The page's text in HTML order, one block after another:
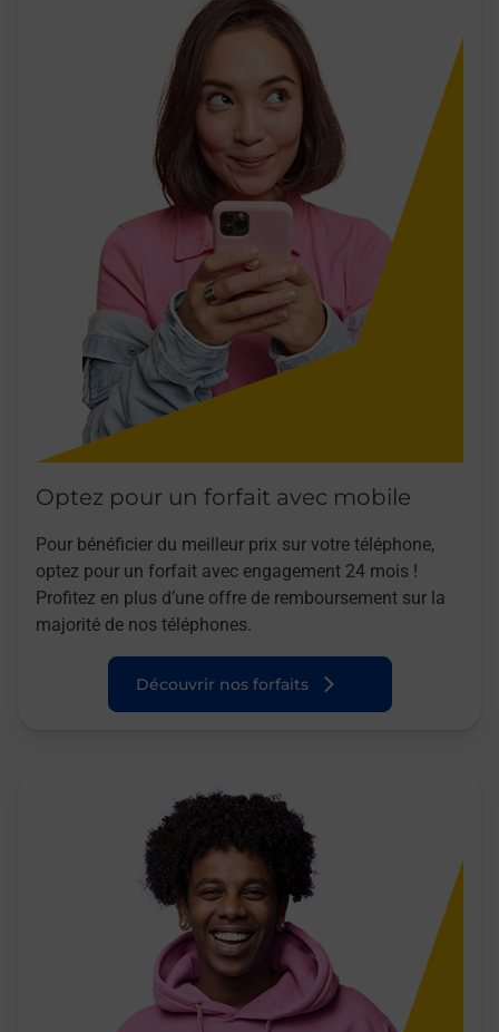
Optez pour un forfait avec mobile
Pour bénéficier du meilleur prix sur votre téléphone,
optez pour un forfait avec engagement 24 mois !
Profitez en plus d’une offre de remboursement sur la
majorité de nos téléphones.
Découvrir nos forfaits